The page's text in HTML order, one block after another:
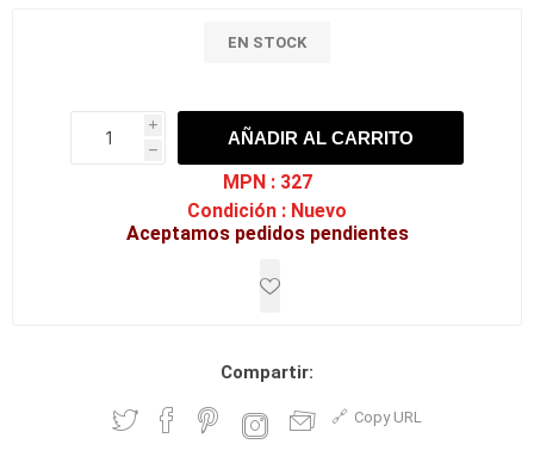
EN STOCK
i
h
h
AÑADIR AL CARRITO
MPN : 327
Condición : Nuevo
Aceptamos pedidos pendientes
Compartir:
Copy URL